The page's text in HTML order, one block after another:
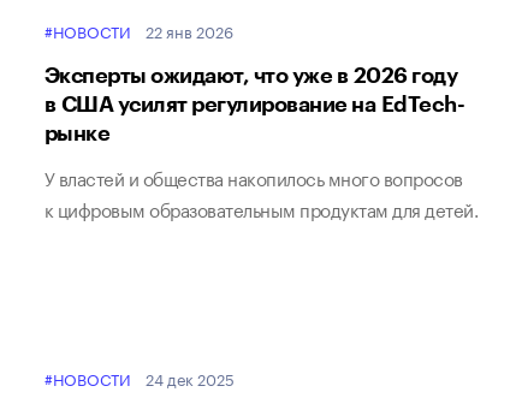
#НОВОСТИ 22 янв 2026
Эксперты ожидают, что уже в 2026 году
в США усилят регулирование на EdTech-
рынке
У властей и общества накопилось много вопросов
к цифровым образовательным продуктам для детей.
#НОВОСТИ 24 дек 2025